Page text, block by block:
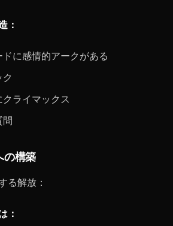
：
に感情的アークがある
ライマックス
問
の構築
る解放：
：